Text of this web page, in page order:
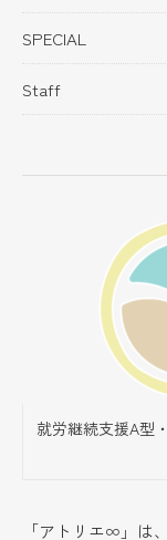
SPECIAL
Staff
就労継続支援A型
「アトリエ∞」は、